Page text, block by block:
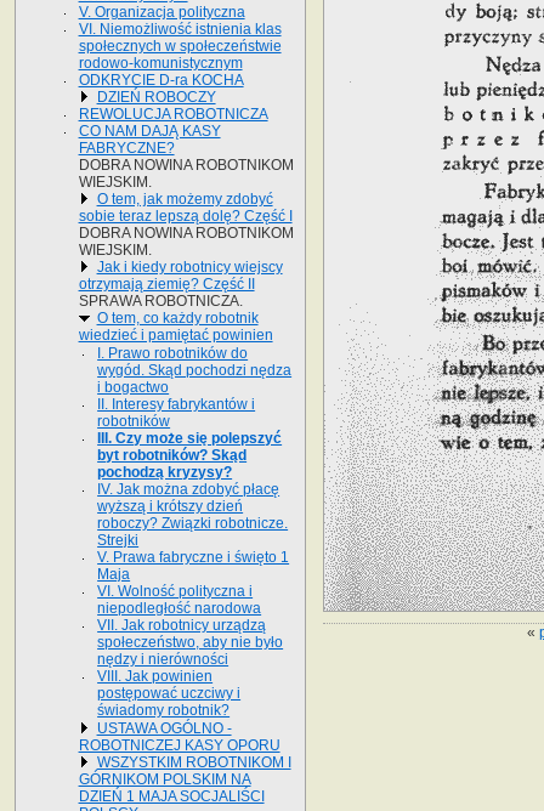
«
V. Organizacja polityczna
VI. Niemożliwość istnienia klas
społecznych w społeczeństwie
rodowo-komunistycznym
ODKRYCIE D-ra KOCHA
DZIEŃ ROBOCZY
REWOLUCJA ROBOTNICZA
CO NAM DAJĄ KASY
FABRYCZNE?
DOBRA NOWINA ROBOTNIKOM
WIEJSKIM.
O tem, jak możemy zdobyć
sobie teraz lepszą dolę? Część I
DOBRA NOWINA ROBOTNIKOM
WIEJSKIM.
Jak i kiedy robotnicy wiejscy
otrzymają ziemię? Część II
SPRAWA ROBOTNICZA.
O tem, co każdy robotnik
wiedzieć i pamiętać powinien
I. Prawo robotników do
wygód. Skąd pochodzi nędza
i bogactwo
II. Interesy fabrykantów i
robotników
III. Czy może się polepszyć
byt robotników? Skąd
pochodzą kryzysy?
IV. Jak można zdobyć płacę
wyższą i krótszy dzień
roboczy? Związki robotnicze.
Strejki
V. Prawa fabryczne i święto 1
Maja
VI. Wolność polityczna i
niepodległość narodowa
VII. Jak robotnicy urządzą
społeczeństwo, aby nie było
nędzy i nierówności
VIII. Jak powinien
postępować uczciwy i
świadomy robotnik?
USTAWA OGÓLNO -
ROBOTNICZEJ KASY OPORU
WSZYSTKIM ROBOTNIKOM I
GÓRNIKOM POLSKIM NA
DZIEŃ 1 MAJA SOCJALIŚCI